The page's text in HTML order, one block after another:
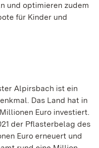
und optimieren zudem
für Kinder und
Alpirsbach ist ein
Das Land hat in
Euro investiert.
der Pflasterbelag des
Euro erneuert und